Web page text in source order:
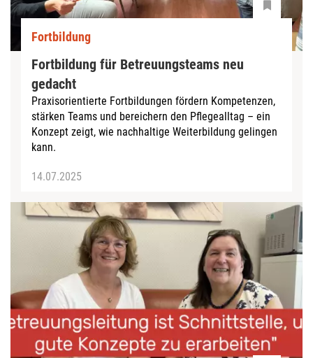
Fortbildung
Fortbildung für Betreuungsteams neu
gedacht
Praxisorientierte Fortbildungen fördern Kompetenzen,
stärken Teams und bereichern den Pflegealltag – ein
Konzept zeigt, wie nachhaltige Weiterbildung gelingen
kann.
14.07.2025